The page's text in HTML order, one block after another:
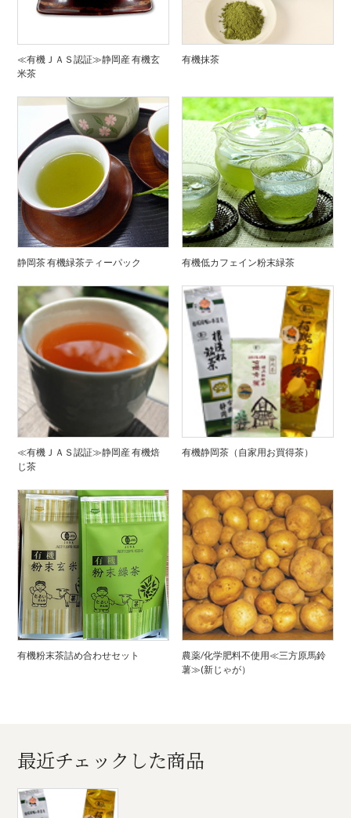
≪有機ＪＡＳ認証≫静岡産 有機玄
米茶
有機抹茶
静岡茶 有機緑茶ティーパック 有機低カフェイン粉末緑茶
≪有機ＪＡＳ認証≫静岡産 有機焙
じ茶
有機静岡茶（自家用お買得茶）
有機粉末茶詰め合わせセット
農薬/化学肥料不使用≪三方原馬鈴
薯≫(新じゃが）
最近チェックした商品